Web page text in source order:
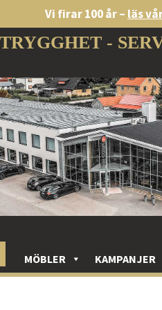
Vi firar 100 år – läs
TRYGGHET -
MÖBLER KAMPANJER